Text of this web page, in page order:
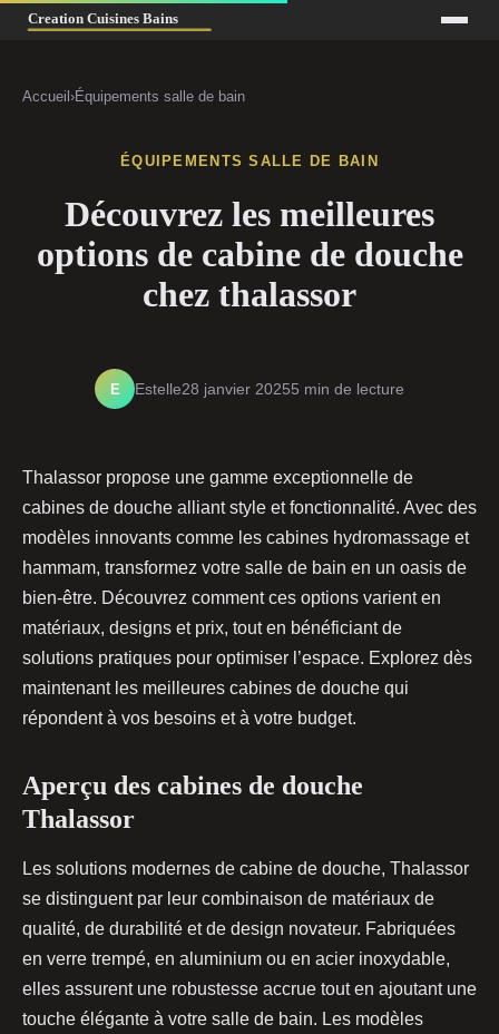
Accueil ›Équipements salle de bain
ÉQUIPEMENTS SALLE DE BAIN
Découvrez les meilleures
options de cabine de douche
chez thalassor
E Estelle28 janvier 20255 min de lecture
Thalassor propose une gamme exceptionnelle de
cabines de douche alliant style et fonctionnalité. Avec des
modèles innovants comme les cabines hydromassage et
hammam, transformez votre salle de bain en un oasis de
bien-être. Découvrez comment ces options varient en
matériaux, designs et prix, tout en bénéficiant de
solutions pratiques pour optimiser l’espace. Explorez dès
maintenant les meilleures cabines de douche qui
répondent à vos besoins et à votre budget.
Aperçu des cabines de douche
Thalassor
Les solutions modernes de cabine de douche, Thalassor
se distinguent par leur combinaison de matériaux de
qualité, de durabilité et de design novateur. Fabriquées
en verre trempé, en aluminium ou en acier inoxydable,
elles assurent une robustesse accrue tout en ajoutant une
touche élégante à votre salle de bain. Les modèles